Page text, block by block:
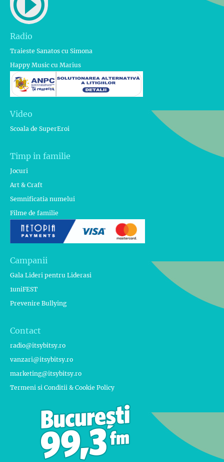
Radio
Traieste Sanatos cu Simona
Happy Music cu Marius
Video
Scoala de SuperEroi
Timp in familie
Jocuri
Art & Craft
Semnificatia numelui
Filme de familie
Campanii
Gala Lideri pentru Liderasi
1uniFEST
Prevenire Bullying
Contact
radio@itsybitsy.ro
vanzari@itsybitsy.ro
marketing@itsybitsy.ro
Termeni si Conditii & Cookie Policy